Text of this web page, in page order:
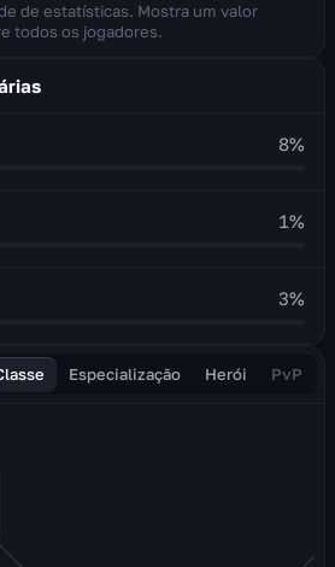
de estatísticas. Mostra um valor
todos os jogadores.
8%
1%
3%
Especialização Herói PvP